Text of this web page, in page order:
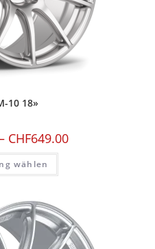
10 18»
CHF649.00
wählen